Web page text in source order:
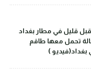
قليل في مطار بغداد
تحمل معها طاقم
)